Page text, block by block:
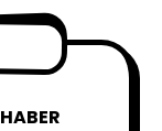
HABER